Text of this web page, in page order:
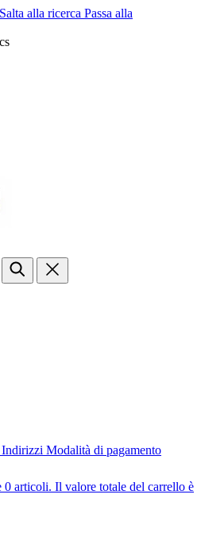
Salta alla ricerca Passa alla
Indirizzi Modalità di pagamento
0 articoli. Il valore totale del carrello è